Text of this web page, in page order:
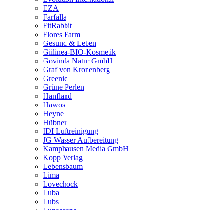
EZA
Farfalla
FitRabbit
Flores Farm
Gesund & Leben
Giilinea-BIO-Kosmetik
Govinda Natur GmbH
Graf von Kronenberg
Greenic
Grüne Perlen
Hanfland
Hawos
Heyne
Hübner
IDI Luftreinigung
JG Wasser Aufbereitung
Kamphausen Media GmbH
Kopp Verlag
Lebensbaum
Lima
Lovechock
Luba
Lubs